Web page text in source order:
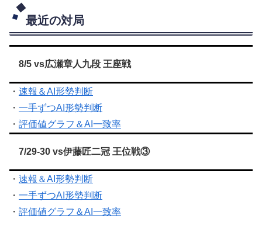
最近の対局
8/5 vs広瀬章人九段 王座戦
・ 速報＆AI形勢判断
・ 一手ずつAI形勢判断
・ 評価値グラフ＆AI一致率
7/29-30 vs伊藤匠二冠 王位戦③
・ 速報＆AI形勢判断
・ 一手ずつAI形勢判断
・ 評価値グラフ＆AI一致率